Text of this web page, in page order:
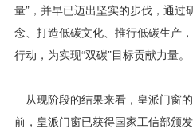
量”，并早已迈出坚实的步伐，通过
念、打造低碳文化、推行低碳生产
行动，为实现“双碳”目标贡献力量。
从现阶段的结果来看，皇派门窗
前，皇派门窗已获得国家工信部颁